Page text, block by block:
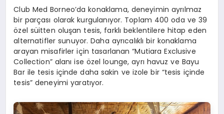
Club Med Borneo’da konaklama, deneyimin ayrılmaz
bir parçası olarak kurgulanıyor. Toplam 400 oda ve 39
özel süitten oluşan tesis, farklı beklentilere hitap eden
alternatifler sunuyor. Daha ayrıcalıklı bir konaklama
arayan misafirler için tasarlanan “Mutiara Exclusive
Collection” alanı ise özel lounge, ayrı havuz ve Bayu
Bar ile tesis içinde daha sakin ve izole bir “tesis içinde
tesis” deneyimi yaratıyor.